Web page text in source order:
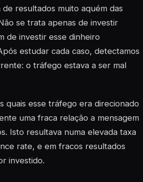
resultados muito aquém das
se trata apenas de investir
de investir esse dinheiro
estudar cada caso, detectamos
o tráfego estava a ser mal
quais esse tráfego era direcionado
uma fraca relação a mensagem
Isto resultava numa elevada taxa
rate, e em fracos resultados
investido.